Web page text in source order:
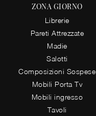
ZONA GIORNO
Librerie
Pareti Attrezzate
Madie
Salotti
Composizioni Sospese
Mobili Porta Tv
Mobili ingresso
Tavoli